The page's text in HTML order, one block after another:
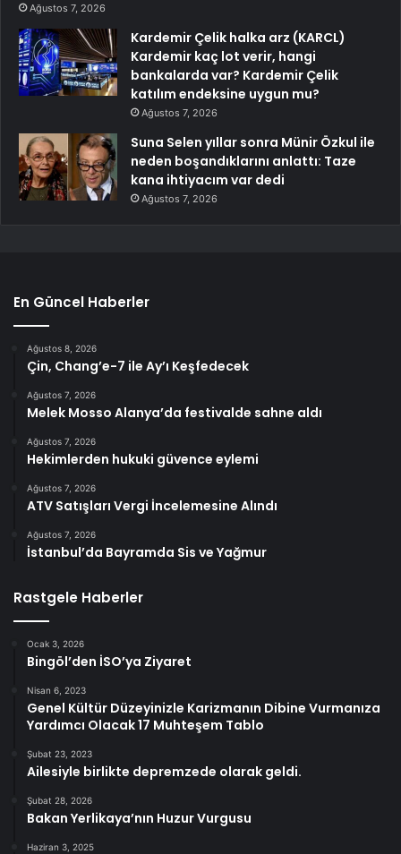
Ağustos 7, 2026
Kardemir Çelik halka arz (KARCL)
Kardemir kaç lot verir, hangi
bankalarda var? Kardemir Çelik
katılım endeksine uygun mu?
Ağustos 7, 2026
Suna Selen yıllar sonra Münir Özkul ile
neden boşandıklarını anlattı: Taze
kana ihtiyacım var dedi
Ağustos 7, 2026
En Güncel Haberler
Ağustos 8, 2026
Çin, Chang’e-7 ile Ay’ı Keşfedecek
Ağustos 7, 2026
Melek Mosso Alanya’da festivalde sahne aldı
Ağustos 7, 2026
Hekimlerden hukuki güvence eylemi
Ağustos 7, 2026
ATV Satışları Vergi İncelemesine Alındı
Ağustos 7, 2026
İstanbul’da Bayramda Sis ve Yağmur
Rastgele Haberler
Ocak 3, 2026
Bingöl’den İSO’ya Ziyaret
Nisan 6, 2023
Genel Kültür Düzeyinizle Karizmanın Dibine Vurmanıza
Yardımcı Olacak 17 Muhteşem Tablo
Şubat 23, 2023
Ailesiyle birlikte depremzede olarak geldi.
Şubat 28, 2026
Bakan Yerlikaya’nın Huzur Vurgusu
Haziran 3, 2025